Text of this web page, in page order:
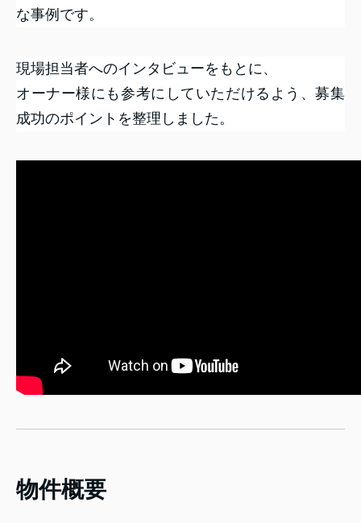
な事例です。
現場担当者へのインタビューをもとに、
オーナー様にも参考にしていただけるよう、募集
成功のポイントを整理しました。
物件概要